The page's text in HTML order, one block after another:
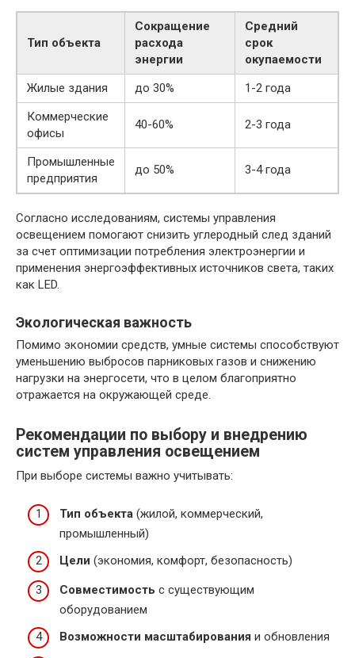
Тип объекта
Сокращение
расхода
энергии
Средний
срок
окупаемости
Жилые здания
до 30%
1-2 года
Коммерческие
офисы
40-60% 2-3 года
Промышленные
предприятия
до 50% 3-4 года
Согласно исследованиям, системы управления
освещением помогают снизить углеродный след зданий
за счет оптимизации потребления электроэнергии и
применения энергоэффективных источников света, таких
как LED.
Экологическая важность
Помимо экономии средств, умные системы способствуют
уменьшению выбросов парниковых газов и снижению
нагрузки на энергосети, что в целом благоприятно
отражается на окружающей среде.
Рекомендации по выбору и внедрению
систем управления освещением
При выборе системы важно учитывать:
Тип объекта (жилой, коммерческий,
промышленный)
Цели (экономия, комфорт, безопасность)
Совместимость с существующим
оборудованием
Возможности масштабирования и обновления